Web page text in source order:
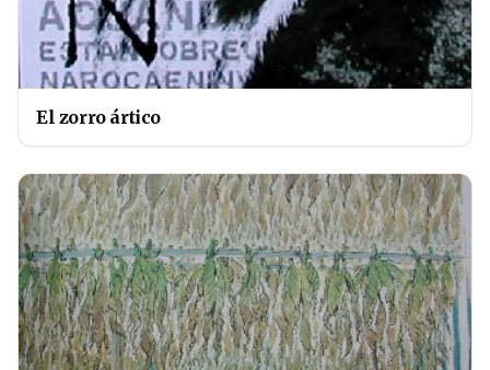
El zorro ártico